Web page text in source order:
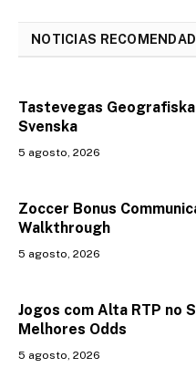
NOTICIAS
Tastevegas
Svenska
5 agosto, 2026
Zoccer Bonus
Walkthrough
5 agosto, 2026
Jogos com Alta RTP no
Melhores Odds
5 agosto, 2026